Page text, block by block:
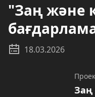
"Заң және
18.03.2026
Заң